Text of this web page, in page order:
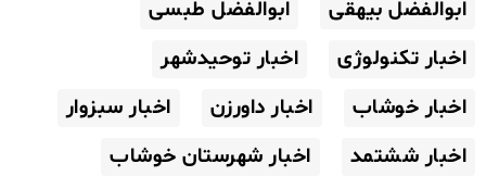
ابوالفضل بیهقی
ابوالفضل طبسی
اخبار تکنولوژی
اخبار توحیدشهر
اخبار خوشاب
اخبار داورزن
اخبار سبزوار
اخبار ششتمد
اخبار شهرستان خوشاب